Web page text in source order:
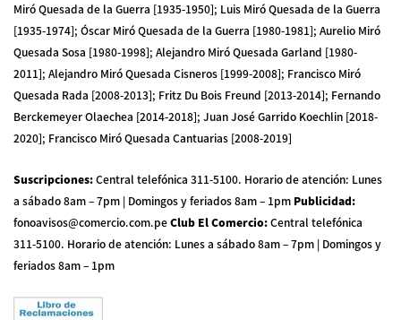
Miró Quesada de la Guerra [1935-1950]; Luis Miró Quesada de la Guerra
[1935-1974]; Óscar Miró Quesada de la Guerra [1980-1981]; Aurelio Miró
Quesada Sosa [1980-1998]; Alejandro Miró Quesada Garland [1980-
2011]; Alejandro Miró Quesada Cisneros [1999-2008]; Francisco Miró
Quesada Rada [2008-2013]; Fritz Du Bois Freund [2013-2014]; Fernando
Berckemeyer Olaechea [2014-2018]; Juan José Garrido Koechlin [2018-
2020]; Francisco Miró Quesada Cantuarias [2008-2019]
Suscripciones:Central telefónica 311-5100. Horario de atención: Lunes
a sábado 8am – 7pm | Domingos y feriados 8am – 1pm Publicidad:
fonoavisos@comercio.com.peClub El Comercio:Central telefónica
311-5100. Horario de atención: Lunes a sábado 8am – 7pm | Domingos y
feriados 8am – 1pm